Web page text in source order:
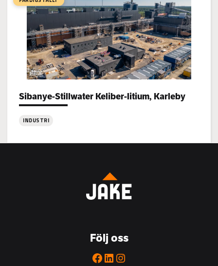
Nykarleby
Sibanye-Stillwater Keliber-litium, Karleby
Project types:
INDUSTRI
Följ oss
Facebook
LinkedIn
Instagram